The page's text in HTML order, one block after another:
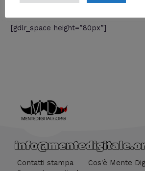
[gdlr_space height=”80px”]
Contatti stampa
Cos'è Mente